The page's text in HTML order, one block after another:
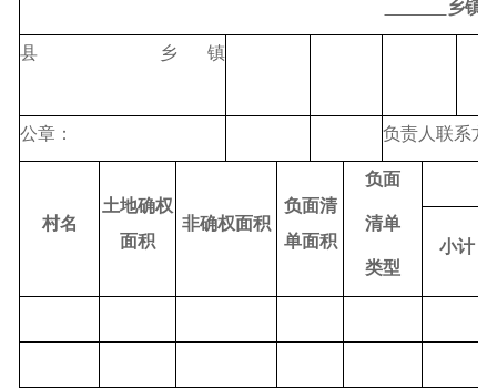
乡镇
县 乡镇
公章： 负责人联系方
村名
土地确权
面积
非确权面积
负面清
单面积
负面
清单
类型
小计